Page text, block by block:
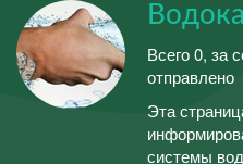
Всего 0, за
отправлено
Эта
системы